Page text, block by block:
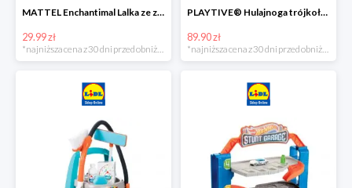
MATTEL Enchantimal Lalka ze zwierzątkiem
29.99 zł
*najniższa cena z 30 dni przed obniżką
PLAYTIVE® Hulajnoga trójkołowa Tri Scooter z diodami LED
89.90 zł
*najniższa cena z 30 dni przed obniżką